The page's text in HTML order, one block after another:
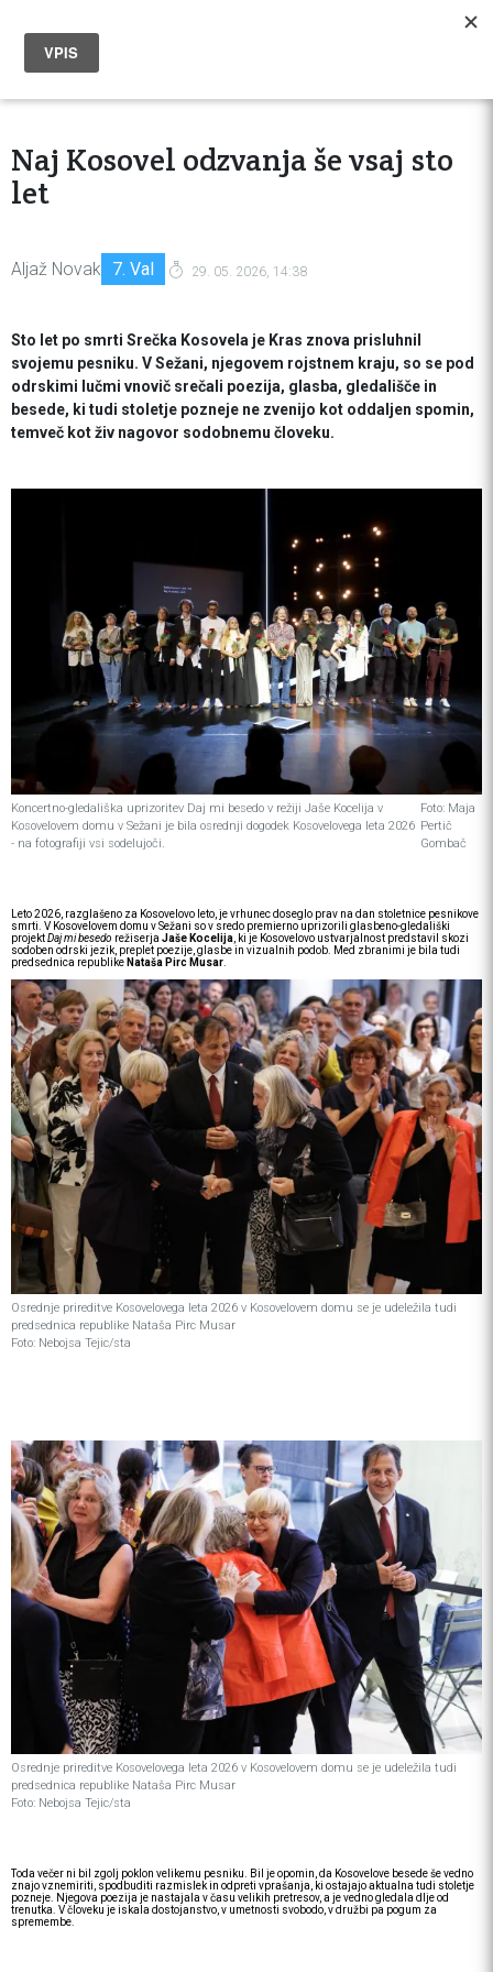
Naj Kosovel odzvanja še vsaj sto
let
Aljaž Novak 7. Val 29. 05. 2026, 14:38
Sto let po smrti Srečka Kosovela je Kras znova prisluhnil
svojemu pesniku. V Sežani, njegovem rojstnem kraju, so se pod
odrskimi lučmi vnovič srečali poezija, glasba, gledališče in
besede, ki tudi stoletje pozneje ne zvenijo kot oddaljen spomin,
temveč kot živ nagovor sodobnemu človeku.
Koncertno-gledališka uprizoritev Daj mi besedo v režiji Jaše Kocelija v
Kosovelovem domu v Sežani je bila osrednji dogodek Kosovelovega leta 2026
- na fotografiji vsi sodelujoči.
Foto: Maja
Pertič
Gombač
Leto 2026, razglašeno za Kosovelovo leto, je vrhunec doseglo prav na dan stoletnice pesnikove
smrti. V Kosovelovem domu v Sežani so v sredo premierno uprizorili glasbeno-gledališki
projektDaj mi besedo režiserja Jaše Kocelija , ki je Kosovelovo ustvarjalnost predstavil skozi
sodoben odrski jezik, preplet poezije, glasbe in vizualnih podob. Med zbranimi je bila tudi
predsednica republike Nataša Pirc Musar
Osrednje prireditve Kosovelovega leta 2026 v Kosovelovem domu se je udeležila tudi
predsednica republike Nataša Pirc Musar
Foto: Nebojsa Tejic/sta
Osrednje prireditve Kosovelovega leta 2026 v Kosovelovem domu se je udeležila tudi
predsednica republike Nataša Pirc Musar
Foto: Nebojsa Tejic/sta
Toda večer ni bil zgolj poklon velikemu pesniku. Bil je opomin, da Kosovelove besede še vedno
znajo vznemiriti, spodbuditi razmislek in odpreti vprašanja, ki ostajajo aktualna tudi stoletje
pozneje. Njegova poezija je nastajala v času velikih pretresov, a je vedno gledala dlje od
trenutka. V človeku je iskala dostojanstvo, v umetnosti svobodo, v družbi pa pogum za
spremembe.